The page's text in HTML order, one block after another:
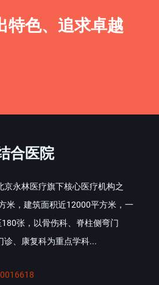
特色、追求卓越
合医院
永林医疗旗下核心医疗机构之
米，建筑面积近12000平方米，一
张，以骨伤科、脊柱侧弯门
诊、康复科为重点学科...